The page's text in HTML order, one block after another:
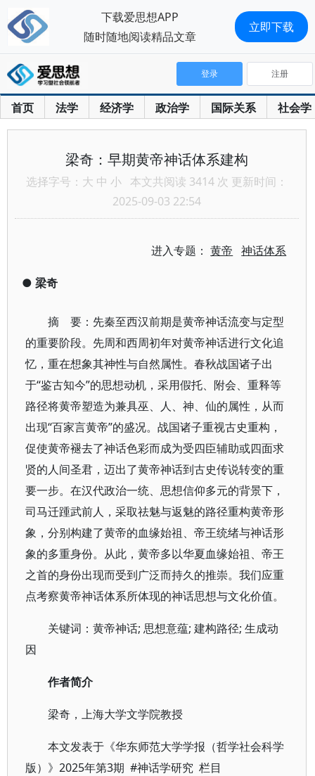
首页 法学 经济学 政治学 国际关系 社会学
登录 注册
梁奇：早期黄帝神话体系建构
选择字号： 大 中 小 本文共阅读 3414 次 更新时间：
2025-09-03 22:54
进入专题：黄帝 神话体系
● 梁奇
摘 要：先秦至西汉前期是黄帝神话流变与定型
的重要阶段。先周和西周初年对黄帝神话进行文化追
忆，重在想象其神性与自然属性。春秋战国诸子出
于“鉴古知今”的思想动机，采用假托、附会、重释等
路径将黄帝塑造为兼具巫、人、神、仙的属性，从而
出现“百家言黄帝”的盛况。战国诸子重视古史重构，
促使黄帝褪去了神话色彩而成为受四臣辅助或四面求
贤的人间圣君，迈出了黄帝神话到古史传说转变的重
要一步。在汉代政治一统、思想信仰多元的背景下，
司马迁踵武前人，采取祛魅与返魅的路径重构黄帝形
象，分别构建了黄帝的血缘始祖、帝王统绪与神话形
象的多重身份。从此，黄帝多以华夏血缘始祖、帝王
之首的身份出现而受到广泛而持久的推崇。我们应重
点考察黄帝神话体系所体现的神话思想与文化价值。
关键词：黄帝神话; 思想意蕴; 建构路径; 生成动
因
作者简介
梁奇，上海大学文学院教授
本文发表于《华东师范大学学报（哲学社会科学
版）》2025年第3期 #神话学研究 栏目
下载爱思想APP
随时随地阅读精品文章
立即下载